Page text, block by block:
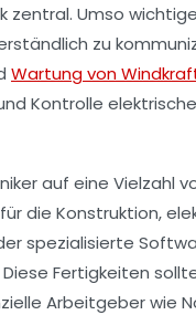
zentral. Umso
zu
Wartung von
Kontrolle
auf eine Vielzahl
die Konstruktion,
spezialisierte
Fertigkeiten
Arbeitgeber wie